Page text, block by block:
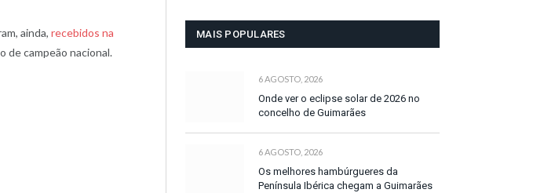
ainda, recebidos na
de campeão nacional.
MAIS POPULARES
6 AGOSTO, 2026
Onde ver o eclipse solar de 2026 no
concelho de Guimarães
6 AGOSTO, 2026
Os melhores hambúrgueres da
Península Ibérica chegam a Guimarães